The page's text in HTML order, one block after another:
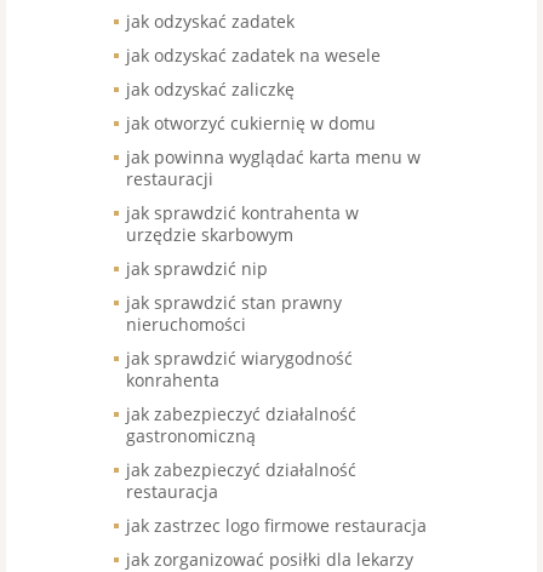
jak odzyskać zadatek
jak odzyskać zadatek na wesele
jak odzyskać zaliczkę
jak otworzyć cukiernię w domu
jak powinna wyglądać karta menu w
restauracji
jak sprawdzić kontrahenta w
urzędzie skarbowym
jak sprawdzić nip
jak sprawdzić stan prawny
nieruchomości
jak sprawdzić wiarygodność
konrahenta
jak zabezpieczyć działalność
gastronomiczną
jak zabezpieczyć działalność
restauracja
jak zastrzec logo firmowe restauracja
jak zorganizować posiłki dla lekarzy